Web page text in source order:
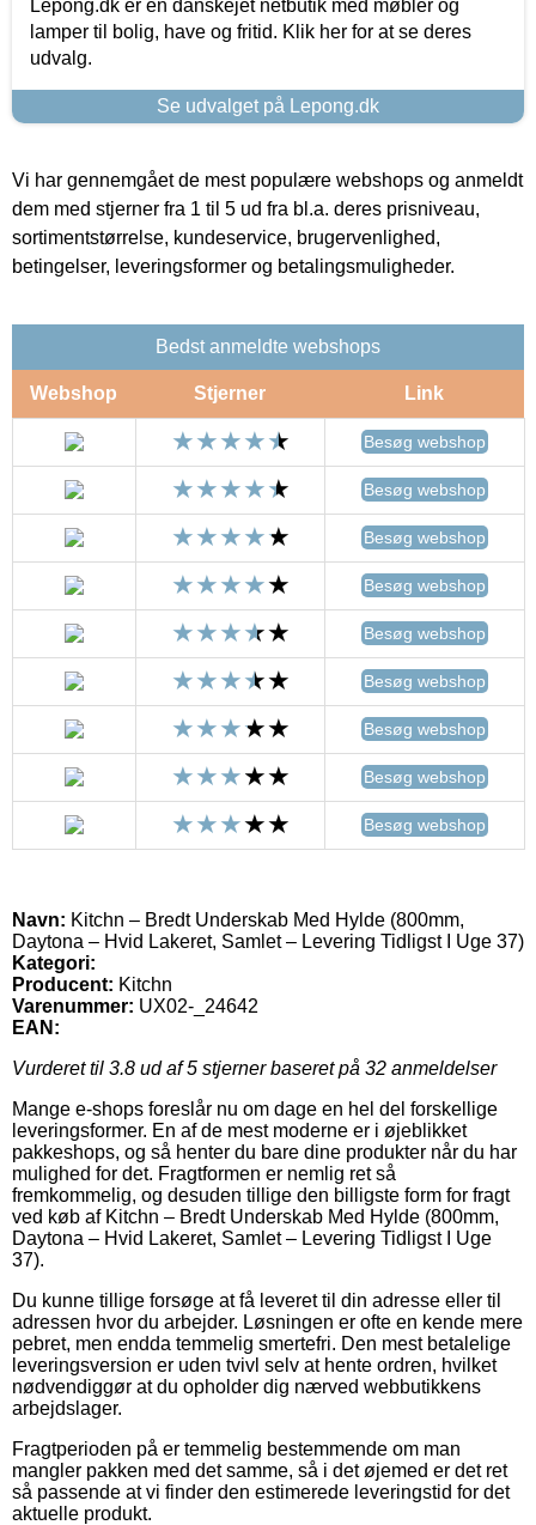
Lepong.dk er en danskejet netbutik med møbler og
lamper til bolig, have og fritid. Klik her for at se deres
udvalg.
Se udvalget på Lepong.dk
Vi har gennemgået de mest populære webshops og anmeldt
dem med stjerner fra 1 til 5 ud fra bl.a. deres prisniveau,
sortimentstørrelse, kundeservice, brugervenlighed,
betingelser, leveringsformer og betalingsmuligheder.
Bedst anmeldte webshops
Webshop Stjerner Link
Besøg webshop
Besøg webshop
Besøg webshop
Besøg webshop
Besøg webshop
Besøg webshop
Besøg webshop
Besøg webshop
Besøg webshop
Navn: Kitchn – Bredt Underskab Med Hylde (800mm,
Daytona – Hvid Lakeret, Samlet – Levering Tidligst I Uge 37)
Kategori:
Producent: Kitchn
Varenummer: UX02-_24642
EAN:
Vurderet til 3.8 ud af 5 stjerner baseret på 32 anmeldelser
Mange e-shops foreslår nu om dage en hel del forskellige
leveringsformer. En af de mest moderne er i øjeblikket
pakkeshops, og så henter du bare dine produkter når du har
mulighed for det. Fragtformen er nemlig ret så
fremkommelig, og desuden tillige den billigste form for fragt
ved køb af Kitchn – Bredt Underskab Med Hylde (800mm,
Daytona – Hvid Lakeret, Samlet – Levering Tidligst I Uge
37).
Du kunne tillige forsøge at få leveret til din adresse eller til
adressen hvor du arbejder. Løsningen er ofte en kende mere
pebret, men endda temmelig smertefri. Den mest betalelige
leveringsversion er uden tvivl selv at hente ordren, hvilket
nødvendiggør at du opholder dig nærved webbutikkens
arbejdslager.
Fragtperioden på er temmelig bestemmende om man
mangler pakken med det samme, så i det øjemed er det ret
så passende at vi finder den estimerede leveringstid for det
aktuelle produkt.